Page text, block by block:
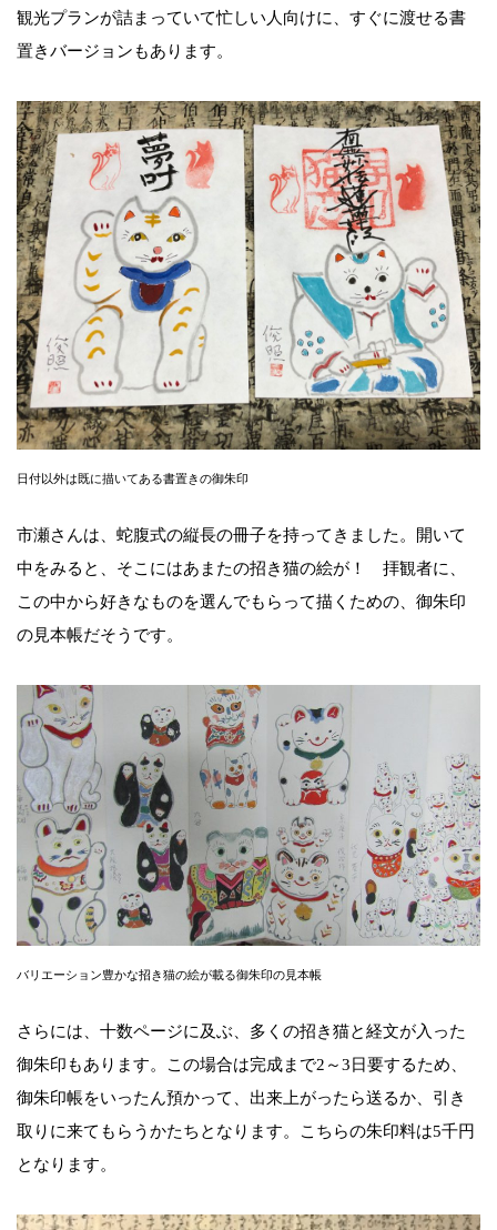
観光プランが詰まっていて忙しい人向けに、すぐに渡せる書
置きバージョンもあります。
日付以外は既に描いてある書置きの御朱印
市瀬さんは、蛇腹式の縦長の冊子を持ってきました。開いて
中をみると、そこにはあまたの招き猫の絵が！ 拝観者に、
この中から好きなものを選んでもらって描くための、御朱印
の見本帳だそうです。
バリエーション豊かな招き猫の絵が載る御朱印の見本帳
さらには、十数ページに及ぶ、多くの招き猫と経文が入った
御朱印もあります。この場合は完成まで2～3日要するため、
御朱印帳をいったん預かって、出来上がったら送るか、引き
取りに来てもらうかたちとなります。こちらの朱印料は5千円
となります。